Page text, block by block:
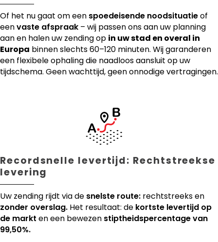
Of het nu gaat om een spoedeisende noodsituatieof
eenvaste afspraak – wij passen ons aan uw planning
aan en halen uw zending op in uw stad en overal in
Europa binnen slechts 60–120 minuten. Wij garanderen
een flexibele ophaling die naadloos aansluit op uw
tijdschema. Geen wachttijd, geen onnodige vertragingen.
Recordsnelle levertijd: Rechtstreekse
levering
Uw zending rijdt via de snelste route: rechtstreeks en
zonder overslag. Het resultaat: de kortste levertijd op
de markt en een bewezen stiptheidspercentage van
99,50%.